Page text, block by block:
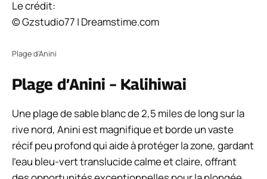
Le crédit:
© Gzstudio77 | Dreamstime.com
Plage d’Anini
Plage d’Anini – Kalihiwai
Une plage de sable blanc de 2,5 miles de long sur la
rive nord, Anini est magnifique et borde un vaste
récif peu profond qui aide à protéger la zone, gardant
l’eau bleu-vert translucide calme et claire, offrant